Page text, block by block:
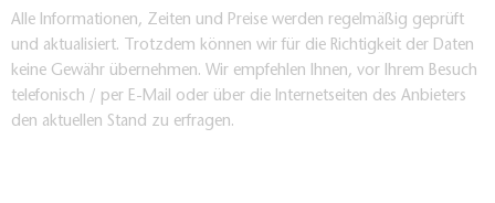
Alle Informationen, Zeiten und Preise werden regelmäßig geprüft
und aktualisiert. Trotzdem können wir für die Richtigkeit der Daten
keine Gewähr übernehmen. Wir empfehlen Ihnen, vor Ihrem Besuch
telefonisch / per E-Mail oder über die Internetseiten des Anbieters
den aktuellen Stand zu erfragen.